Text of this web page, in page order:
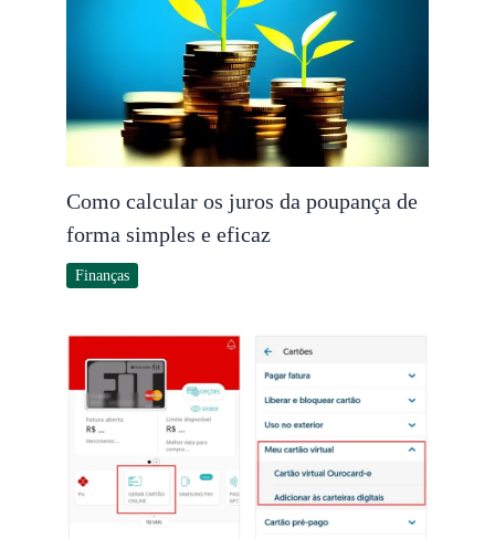
Como calcular os juros da poupança de
forma simples e eficaz
Finanças